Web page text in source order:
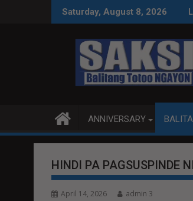
Saturday, August 8, 2026
WPS O MAGBITIW
NA SUSPENDIHIN IMPLEMENTASYON
PUBLIKO
ANNIVERSARY BALITA
HINDI PA PAGSUSPINDE
April 14, 2026 admin 3